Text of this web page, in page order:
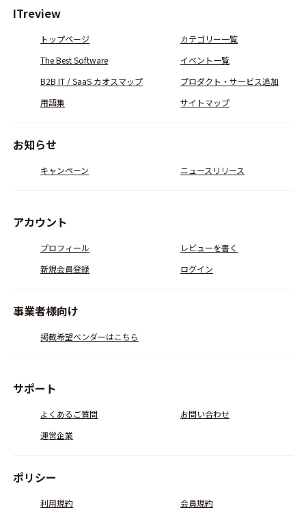
ITreview
トップページ
カテゴリー一覧
The Best Software
イベント一覧
B2B IT / SaaS カオスマップ
プロダクト・サービス追加
用語集
サイトマップ
お知らせ
キャンペーン ニュースリリース
アカウント
プロフィール
レビューを書く
新規会員登録
ログイン
事業者様向け
掲載希望ベンダーはこちら
サポート
よくあるご質問
お問い合わせ
運営企業
ポリシー
利用規約 会員規約